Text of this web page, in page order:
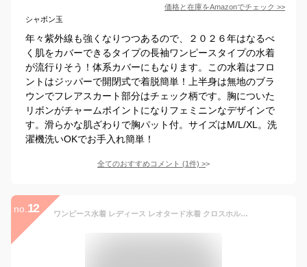
価格と在庫をAmazonでチェック >>
シャボン玉
年々紫外線も強くなりつつあるので、２０２６年はなるべ
く肌をカバーできるタイプの長袖ワンピースタイプの水着
が流行りそう！体系カバーにもなります。この水着はフロ
ントはジッパーで開閉式で着脱簡単！上半身は無地のブラ
ウンでフレアスカート部分はチェック柄です。胸についた
リボンがチャームポイントになりフェミニンなデザインで
す。滑らかな肌ざわりで胸パット付。サイズはM/L/XL。洗
濯機洗いOKでお手入れ簡単！
全てのおすすめコメント (1件) >
no. 12 ワンピース水着 レディース レオタード水着 クロスホルター オールインワン ハイレッグ シアスカート ロリータ風 バックシャン かわいい レースアップ フリル 透け素材 水玉 ドット リボン 水着 半袖 着?せ 撮影 プール ビーチ ピンク ブラック S M L ec100t2t2l9